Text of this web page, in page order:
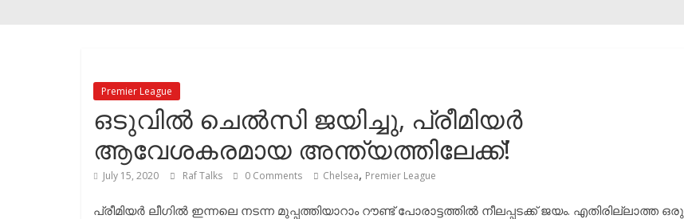
Premier League
ഒടുവിൽ ചെൽസി ജയിച്ചു, പ്രീമിയർ
ആവേശകരമായ അന്ത്യത്തിലേക്ക്!
July 15, 2020 Raf Talks 0 Comments Chelsea, Premier League
പ്രീമിയർ ലീഗിൽ ഇന്നലെ നടന്ന മുപ്പത്തിയാറാം റൗണ്ട് പോരാട്ടത്തിൽ നീലപ്പടക്ക് ജയം. എതിരില്ലാത്ത ഒരു